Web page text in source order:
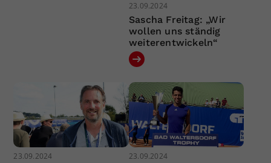
23.09.2024
Sascha Freitag: „Wir
wollen uns ständig
weiterentwickeln“
23.09.2024 23.09.2024